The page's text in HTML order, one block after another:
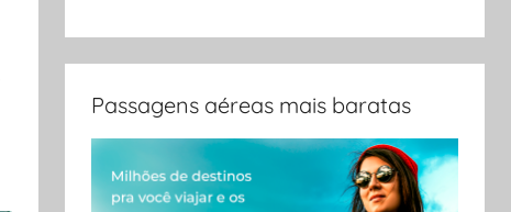
Passagens aéreas mais baratas